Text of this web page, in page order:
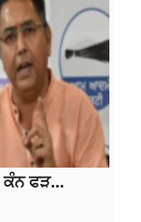
ਕੰਨ ਫੜ...